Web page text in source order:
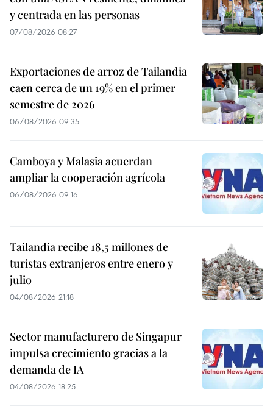
y centrada en las personas
07/08/2026 08:27
Exportaciones de arroz de Tailandia
caen cerca de un 19% en el primer
semestre de 2026
06/08/2026 09:35
Camboya y Malasia acuerdan
ampliar la cooperación agrícola
06/08/2026 09:16
Tailandia recibe 18,5 millones de
turistas extranjeros entre enero y
julio
04/08/2026 21:18
Sector manufacturero de Singapur
impulsa crecimiento gracias a la
demanda de IA
04/08/2026 18:25